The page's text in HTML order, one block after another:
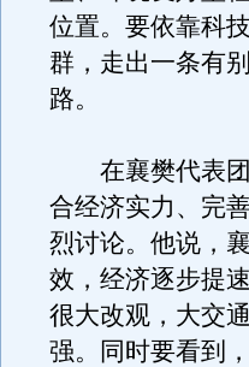
位置。要依靠科
群，走出一条有
路。
在襄樊代表团
合经济实力、完
烈讨论。他说，
效，经济逐步提
很大改观，大交
强。同时要看到